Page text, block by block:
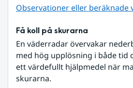
Observationer eller beräknade
Få koll på skurarna
En väderradar övervakar
med hög upplösning i både tid
ett värdefullt hjälpmedel när
skurarna.